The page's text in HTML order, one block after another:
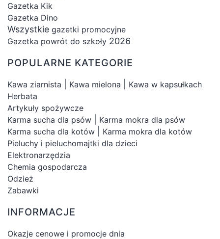
Gazetka Kik
Gazetka Dino
Wszystkie gazetki promocyjne
Gazetka powrót do szkoły 2026
POPULARNE KATEGORIE
Kawa ziarnista Kawa mielona
Kawa w kapsułkach
Herbata
Artykuły spożywcze
Karma sucha dla psów
Karma mokra dla psów
Karma sucha dla kotów
Karma mokra dla kotów
Pieluchy i pieluchomajtki dla dzieci
Elektronarzędzia
Chemia gospodarcza
Odzież
Zabawki
INFORMACJE
Okazje cenowe i promocje dnia